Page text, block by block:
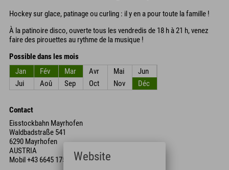
Hockey sur glace, patinage ou curling : il y en a pour toute la famille !
À la patinoire disco, ouverte tous les vendredis de 18 h à 21 h, venez
faire des pirouettes au rythme de la musique !
Possible dans les mois
Jan
Fév Mar Avr Mai
Jun
Jui
Aoû Sep Oct Nov Déc
Contact
Eisstockbahn Mayrhofen
Waldbadstraße 541
6290 Mayrhofen
AUSTRIA
Mobil+43 6645 175 171Website